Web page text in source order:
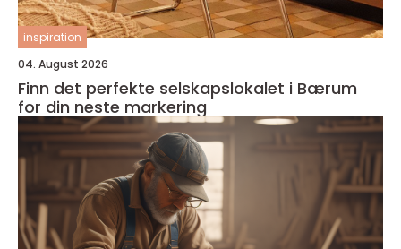
inspiration
04. August 2026
Finn det perfekte selskapslokalet i Bærum
for din neste markering